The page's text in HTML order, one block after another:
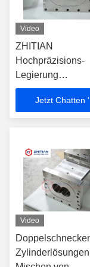
Video
ZHITIAN
Hochpräzisions-
Legierung
Zylinder für die
Jetzt Chatten '
Video